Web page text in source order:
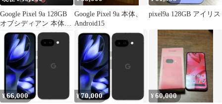
Google Pixel 9a 128GB
オブシディアン 本体の
み
Google Pixel 9a 本体、
Android15
pixel9a 128GB アイリス
¥66,000 ¥70,000 ¥60,000